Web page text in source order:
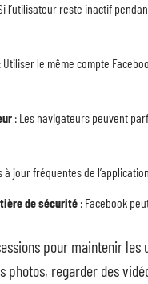
l’utilisateur reste inactif
: Utiliser le même compte
: Les navigateurs peuvent
à jour fréquentes de
de sécurité : Facebook
pour maintenir
photos, regarder des